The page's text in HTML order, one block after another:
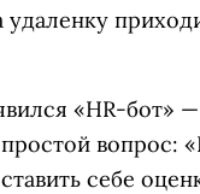
«HR-бот»
вопрос:
себе